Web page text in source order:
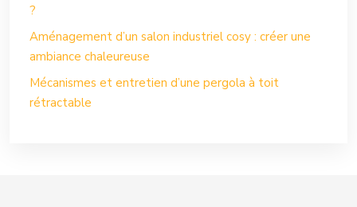
?
Aménagement d’un salon industriel cosy : créer une
ambiance chaleureuse
Mécanismes et entretien d’une pergola à toit
rétractable